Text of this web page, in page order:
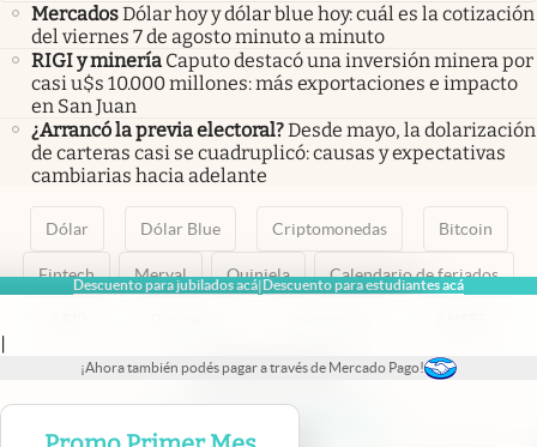
Descuento para jubilados acá|Descuento para estudiantes acá
|
¡Ahora también podés pagar a través de Mercado Pago!
MercadosDólar hoy y dólar blue hoy: cuál es la cotización
del viernes 7 de agosto minuto a minuto
RIGI y minería Caputo destacó una inversión minera por
casi u$s 10.000 millones: más exportaciones e impacto
en San Juan
¿Arrancó la previa electoral?Desde mayo, la dolarización
de carteras casi se cuadruplicó: causas y expectativas
cambiarias hacia adelante
Dólar Dólar Blue Criptomonedas Bitcoin
Fintech Merval Quiniela Calendario de feriados
abre en nueva pestaña
abre en nueva pestaña
abre en nueva pestaña
abre en nueva pestaña
abre en nueva pestaña